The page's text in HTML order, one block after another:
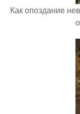
Как опоздание